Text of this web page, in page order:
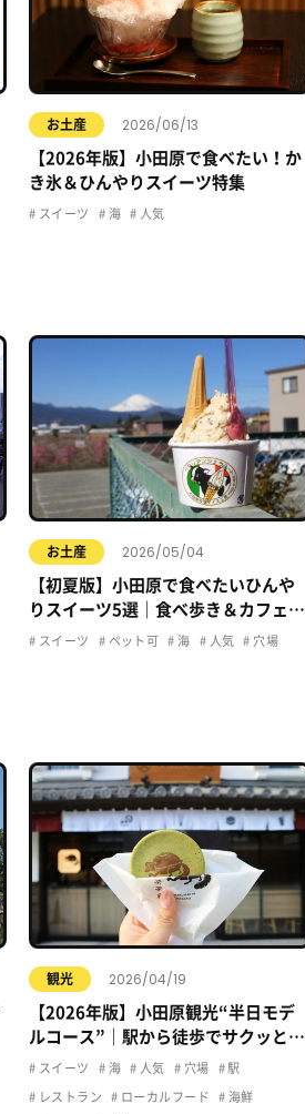
お土産 2026/06/13
【2026年版】小田原で食べたい！か
き氷＆ひんやりスイーツ特集
スイーツ 海 人気
お土産 2026/05/04
【初夏版】小田原で食べたいひんや
りスイーツ5選｜食べ歩き＆カフェま
とめ
スイーツ ペット可 海 人気 穴場
観光 2026/04/19
【2026年版】小田原観光“半日モデ
ルコース”｜駅から徒歩でサクッと楽
しむおすすめプラン
スイーツ 海 人気 穴場 駅
レストラン ローカルフード 海鮮